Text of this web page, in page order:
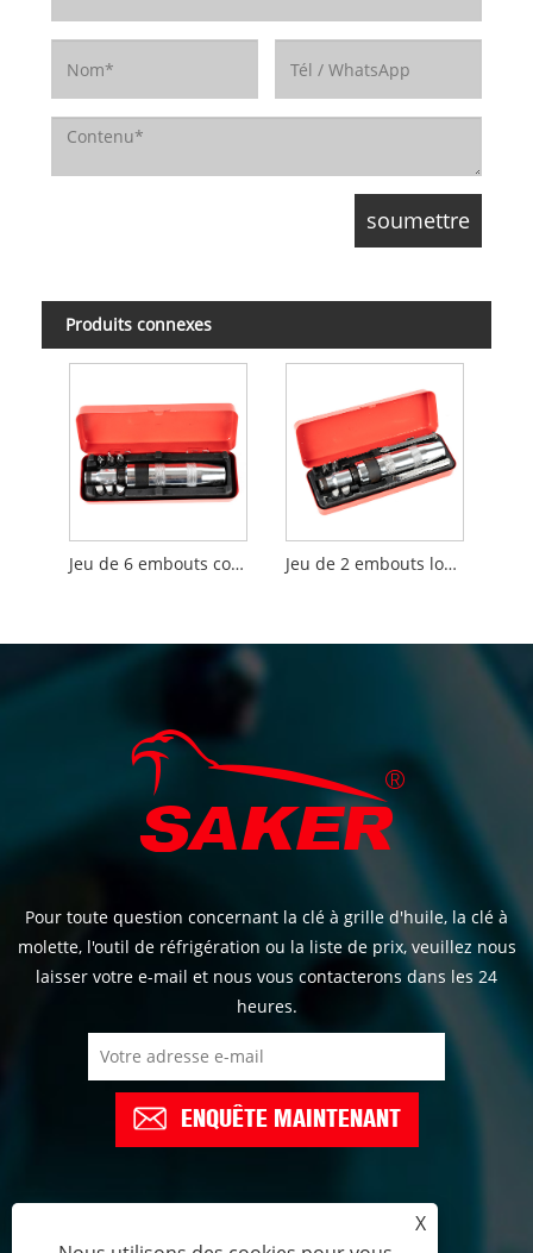
Produits connexes
Jeu de 6 embouts courts pour tournevis à percussion Jeu de 2 embouts longs et 4 embouts courts pour tournevis à percussion
Pour toute question concernant la clé à grille d'huile, la clé à
molette, l'outil de réfrigération ou la liste de prix, veuillez nous
laisser votre e-mail et nous vous contacterons dans les 24
heures.
ENQUÊTE MAINTENANT
X